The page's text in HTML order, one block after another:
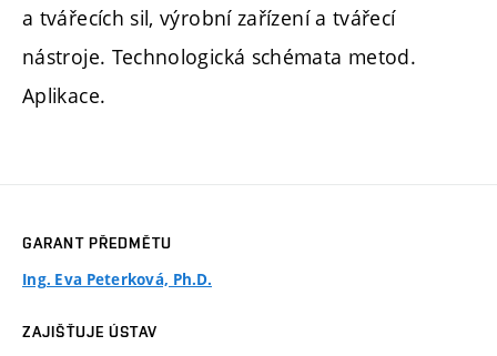
a tvářecích sil, výrobní zařízení a tvářecí
nástroje. Technologická schémata metod.
Aplikace.
GARANT PŘEDMĚTU
Ing. Eva Peterková, Ph.D.
ZAJIŠŤUJE ÚSTAV